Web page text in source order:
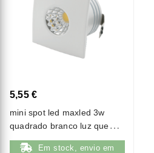
5,55 €
mini spot led maxled 3w
quadrado branco luz quente
(3000k)
Em stock, envio em